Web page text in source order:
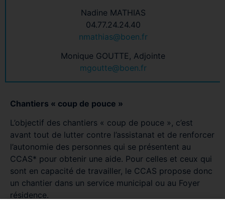
Nadine MATHIAS
04.77.24.24.40
nmathias@boen.fr
Monique GOUTTE, Adjointe
mgoutte@boen.fr
Chantiers « coup de pouce »
L’objectif des chantiers « coup de pouce », c’est
avant tout de lutter contre l’assistanat et de renforcer
l’autonomie des personnes qui se présentent au
CCAS* pour obtenir une aide. Pour celles et ceux qui
sont en capacité de travailler, le CCAS propose donc
un chantier dans un service municipal ou au Foyer
résidence.